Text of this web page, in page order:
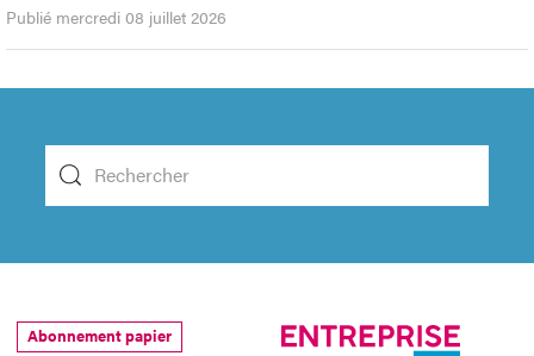
Publié mercredi 08 juillet 2026
Abonnement papier